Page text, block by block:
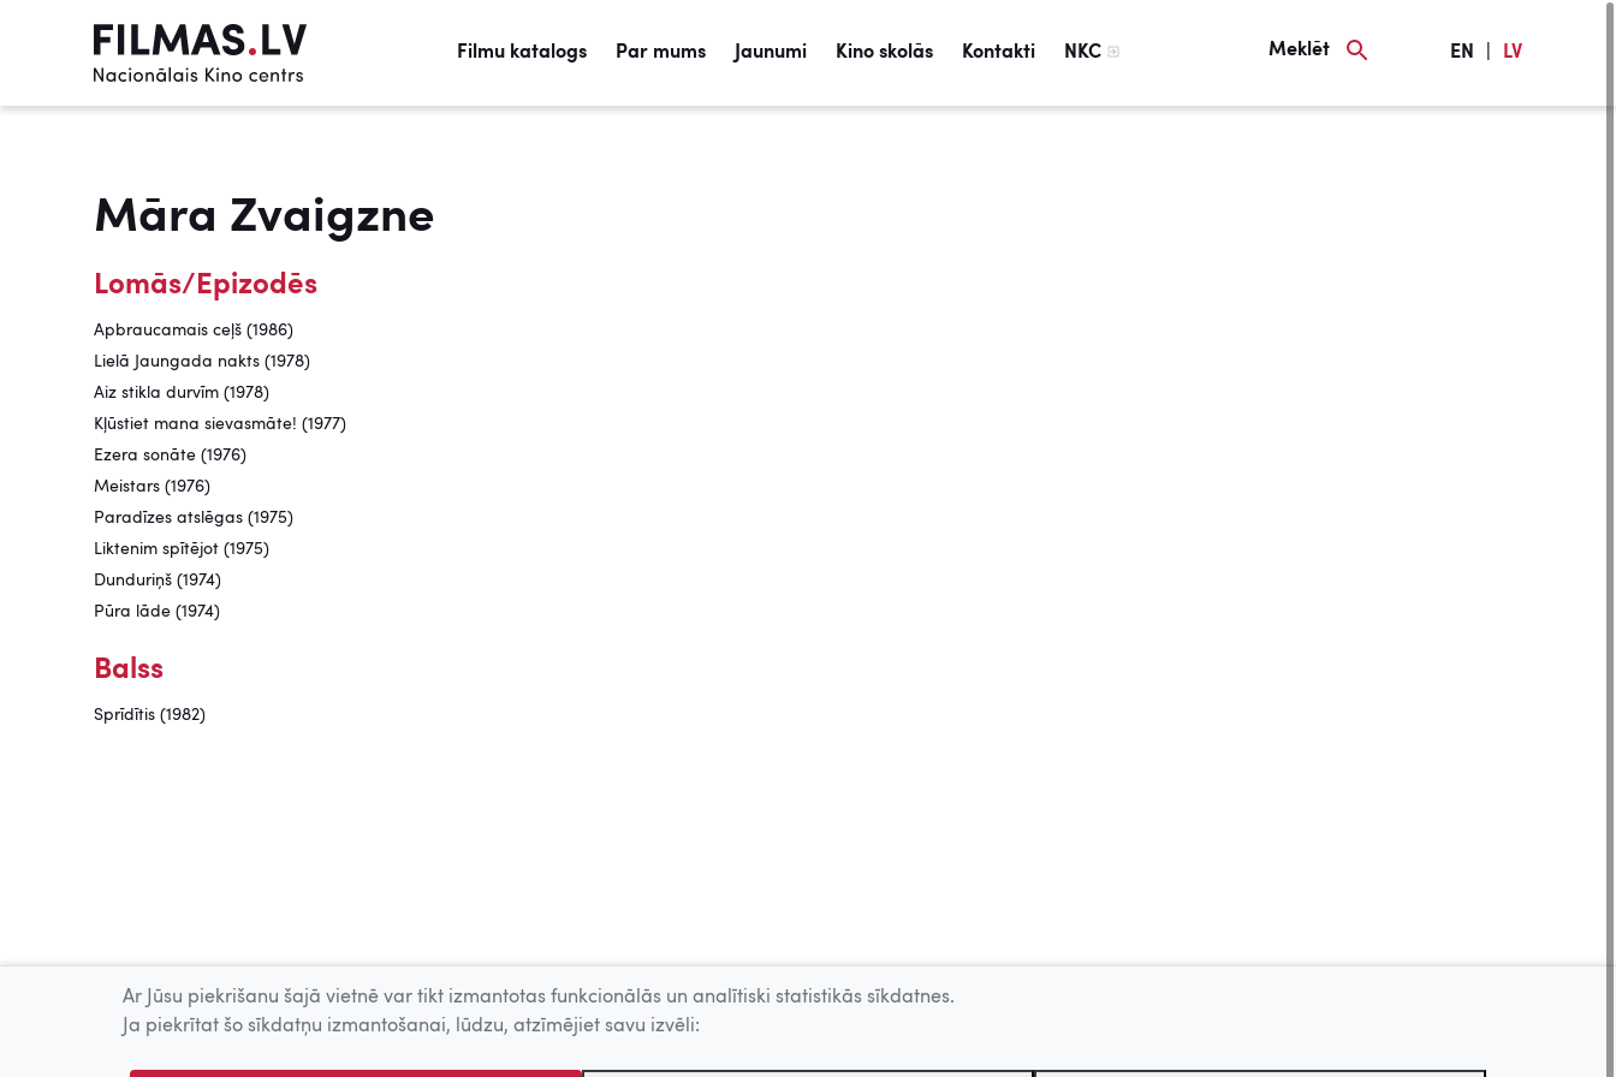
Filmu katalogs Par mums Jaunumi Kino skolās Kontakti NKC Meklēt EN LV
Māra Zvaigzne
Lomās/Epizodēs
Apbraucamais ceļš (1986)
Lielā Jaungada nakts (1978)
Aiz stikla durvīm (1978)
Kļūstiet mana sievasmāte! (1977)
Ezera sonāte (1976)
Meistars (1976)
Paradīzes atslēgas (1975)
Liktenim spītējot (1975)
Dunduriņš (1974)
Pūra lāde (1974)
Balss
Sprīdītis (1982)
Ar Jūsu piekrišanu šajā vietnē var tikt izmantotas funkcionālās un analītiski statistikās sīkdatnes.
Ja piekrītat šo sīkdatņu izmantošanai, lūdzu, atzīmējiet savu izvēli: